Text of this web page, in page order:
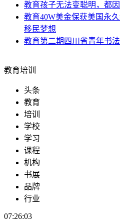
教育孩子无法变聪明，都
教育40W美金保获美国永
移民梦想
教育第二期四川省青年书
教育培训
头条
教育
培训
学校
学习
课程
机构
书展
品牌
行业
07:26:04